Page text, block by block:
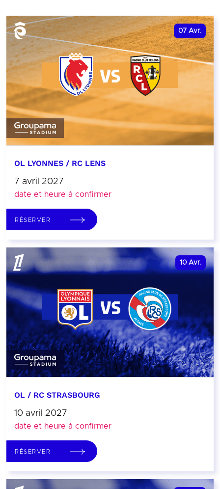
07 Avr.
OL LYONNES / RC LENS
7 avril 2027
date et heure à confirmer
RÉSERVER
10 Avr.
OL / RC STRASBOURG
10 avril 2027
date et heure à confirmer
RÉSERVER